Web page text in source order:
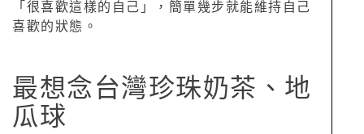
「很喜歡這樣的自己」，簡單幾步就能維持自己
喜歡的狀態。
最想念台灣珍珠奶茶、地
瓜球